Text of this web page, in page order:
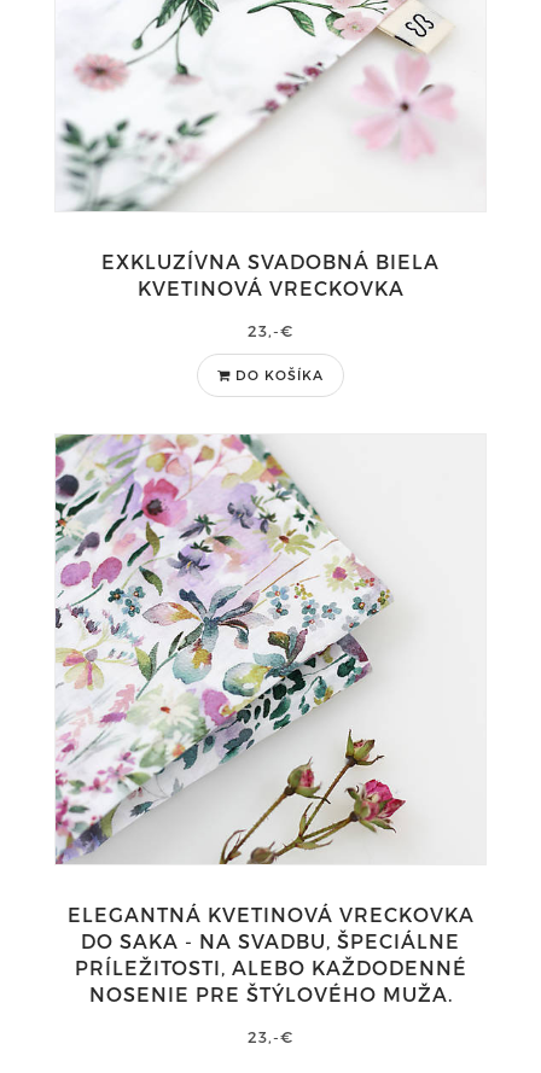
EXKLUZÍVNA SVADOBNÁ BIELA
KVETINOVÁ VRECKOVKA
23,-€
DO KOŠÍKA
ELEGANTNÁ KVETINOVÁ VRECKOVKA
DO SAKA - NA SVADBU, ŠPECIÁLNE
PRÍLEŽITOSTI, ALEBO KAŽDODENNÉ
NOSENIE PRE ŠTÝLOVÉHO MUŽA.
23,-€